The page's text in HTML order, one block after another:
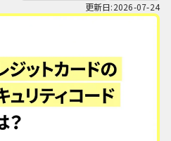
更新日:2026-07-24